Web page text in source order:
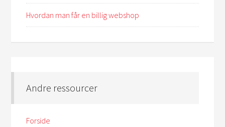
Hvordan man får en billig webshop
Andre ressourcer
Forside